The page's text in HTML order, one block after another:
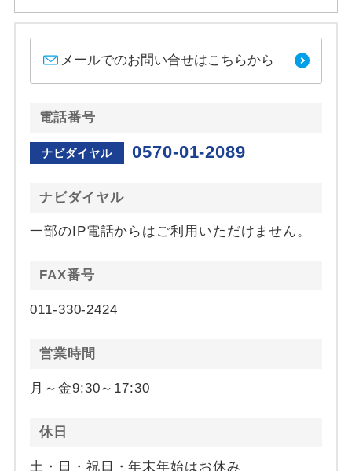
メールでのお問い合せはこちらから
電話番号
ナビダイヤル 0570-01-2089
ナビダイヤル
一部のIP電話からはご利用いただけません。
FAX番号
011-330-2424
営業時間
月～金9:30～17:30
休日
土・日・祝日・年末年始はお休み